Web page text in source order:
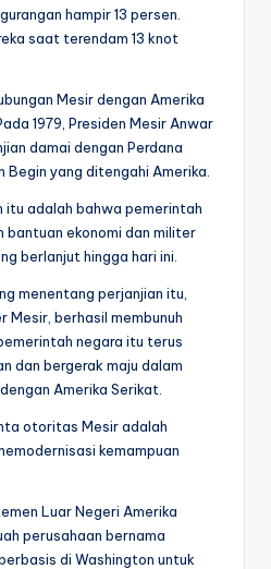
hampir 13 persen.
saat terendam 13 knot
Mesir dengan Amerika
1979, Presiden Mesir Anwar
damai dengan Perdana
yang ditengahi Amerika.
itu adalah bahwa pemerintah
bantuan ekonomi dan militer
berlanjut hingga hari ini.
menentang perjanjian itu,
berhasil membunuh
negara itu terus
dan bergerak maju dalam
Amerika Serikat.
otoritas Mesir adalah
kemampuan
Luar Negeri Amerika
perusahaan bernama
di Washington untuk